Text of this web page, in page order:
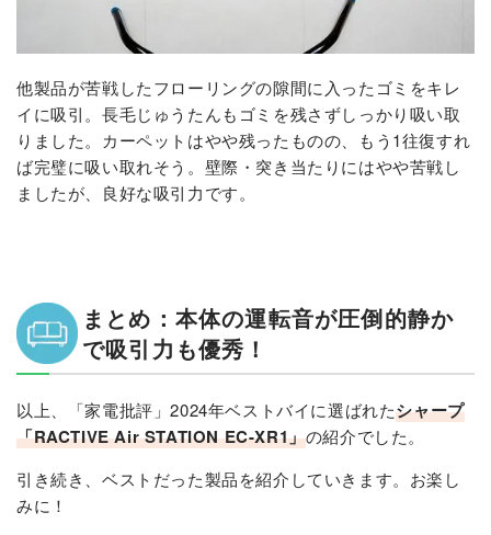
他製品が苦戦したフローリングの隙間に入ったゴミをキレ
イに吸引。長毛じゅうたんもゴミを残さずしっかり吸い取
りました。カーペットはやや残ったものの、もう1往復すれ
ば完璧に吸い取れそう。壁際・突き当たりにはやや苦戦し
ましたが、良好な吸引力です。
まとめ：本体の運転音が圧倒的静か
で吸引力も優秀！
以上、「家電批評」2024年ベストバイに選ばれたシャープ
「RACTIVE Air STATION EC-XR1」の紹介でした。
引き続き、ベストだった製品を紹介していきます。お楽し
みに！